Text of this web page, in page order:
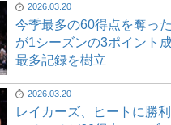
2026.03.20
今季最多の60得点を奪っ
が1シーズンの3ポイント
最多記録を樹立
2026.03.20
レイカーズ、ヒートに勝